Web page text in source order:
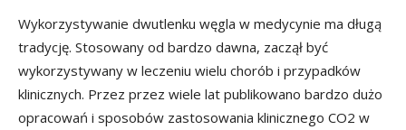
Wykorzystywanie dwutlenku węgla w medycynie ma długą
tradycję. Stosowany od bardzo dawna, zaczął być
wykorzystywany w leczeniu wielu chorób i przypadków
klinicznych. Przez przez wiele lat publikowano bardzo dużo
opracowań i sposobów zastosowania klinicznego CO2 w